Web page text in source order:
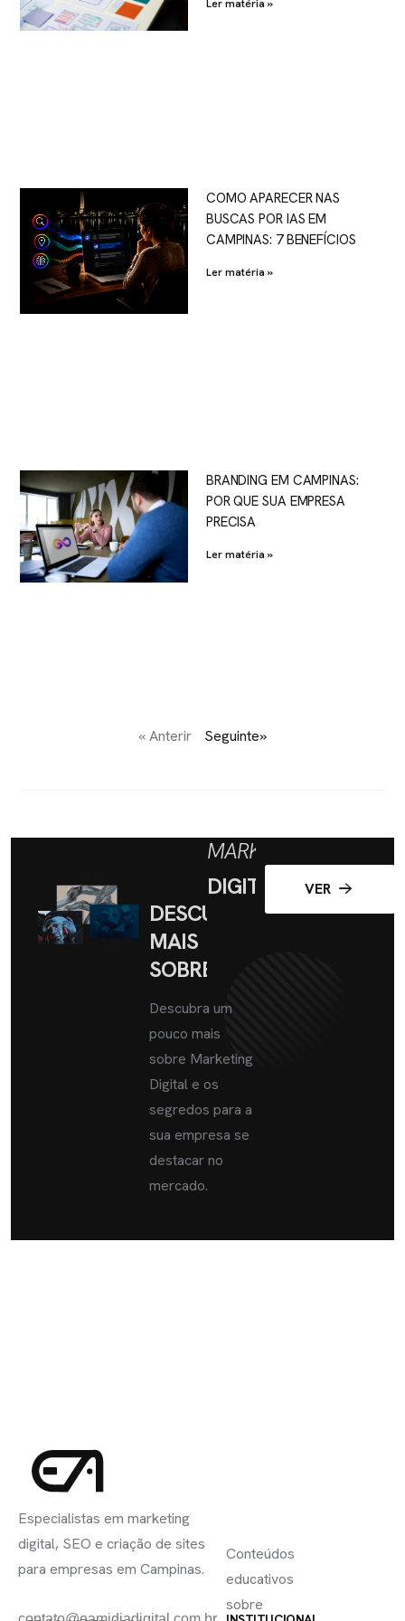
Ler matéria »
COMO APARECER NAS
BUSCAS POR IAS EM
CAMPINAS: 7 BENEFÍCIOS
Ler matéria »
BRANDING EM CAMPINAS:
POR QUE SUA EMPRESA
PRECISA
Ler matéria »
« Anterir Seguinte»
DESCUBRA
MAIS
SOBRE
MARKETING
DIGITAL
Descubra um
pouco mais
sobre Marketing
Digital e os
segredos para a
sua empresa se
destacar no
mercado.
VER
Especialistas em marketing
digital, SEO e criação de sites
para empresas em Campinas.
Conteúdos
educativos
sobre